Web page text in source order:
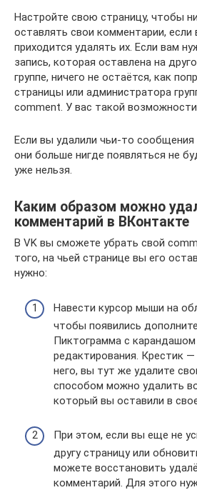
Настройте свою страницу, чтобы
оставлять свои комментарии, если
приходится удалять их. Если вам
запись, которая оставлена на
группе, ничего не остаётся, как
страницы или администратора
comment. У вас такой
Если вы удалили чьи-то сообщения
они больше нигде появляться не
уже нельзя.
Каким образом можно
комментарий в ВКонтакте
В VK вы сможете убрать свой
того, на чьей странице вы его
нужно:
Навести курсор мыши на
чтобы появились
Пиктограмма с
редактирования. Крестик
него, вы тут же удалите
способом можно удалить
который вы оставили в
При этом, если вы еще не
другу страницу или
можете восстановить
комментарий. Для этого